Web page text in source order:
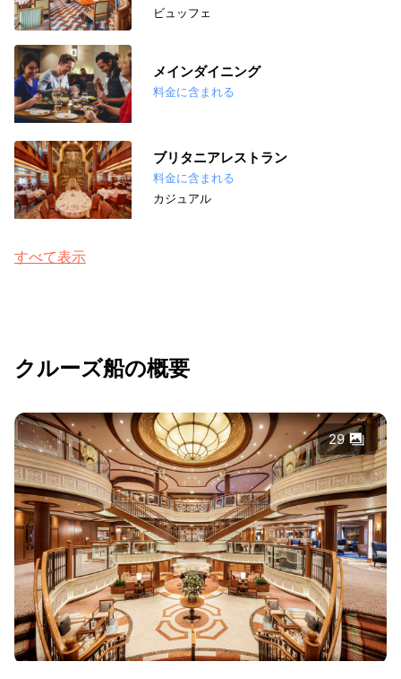
ビュッフェ
メインダイニング
料金に含まれる
ブリタニアレストラン
料金に含まれる
カジュアル
すべて表示
クルーズ船の概要
29